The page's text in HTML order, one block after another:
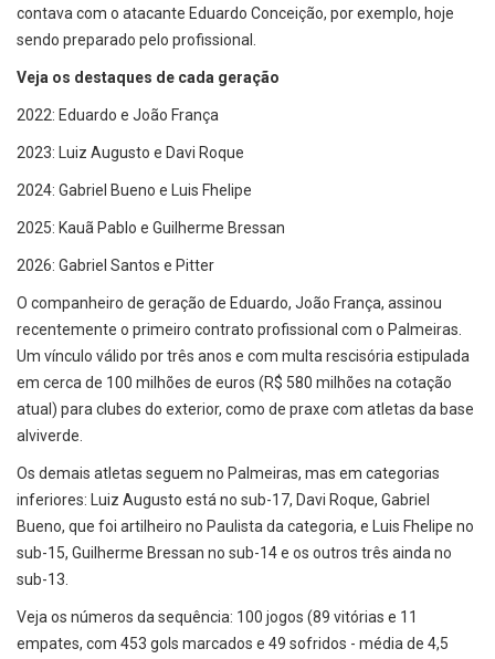
contava com o atacante Eduardo Conceição, por exemplo, hoje
sendo preparado pelo profissional.
Veja os destaques de cada geração
2022: Eduardo e João França
2023: Luiz Augusto e Davi Roque
2024: Gabriel Bueno e Luis Fhelipe
2025: Kauã Pablo e Guilherme Bressan
2026: Gabriel Santos e Pitter
O companheiro de geração de Eduardo, João França, assinou
recentemente o primeiro contrato profissional com o Palmeiras.
Um vínculo válido por três anos e com multa rescisória estipulada
em cerca de 100 milhões de euros (R$ 580 milhões na cotação
atual) para clubes do exterior, como de praxe com atletas da base
alviverde.
Os demais atletas seguem no Palmeiras, mas em categorias
inferiores: Luiz Augusto está no sub-17, Davi Roque, Gabriel
Bueno, que foi artilheiro no Paulista da categoria, e Luis Fhelipe no
sub-15, Guilherme Bressan no sub-14 e os outros três ainda no
sub-13.
Veja os números da sequência: 100 jogos (89 vitórias e 11
empates, com 453 gols marcados e 49 sofridos - média de 4,5